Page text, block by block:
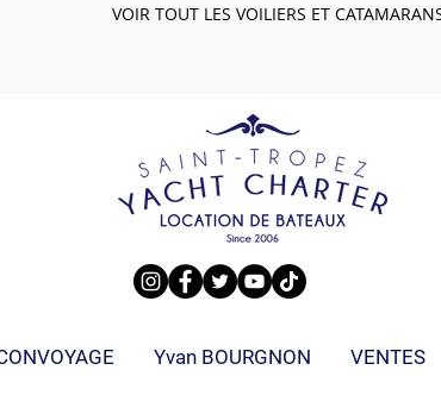
VOIR TOUT LES VOILIERS ET
Yvan BOURGNON VENTES